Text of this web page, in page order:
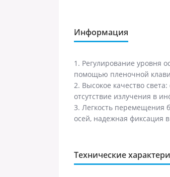
Информация
1. Регулирование уровня
помощью пленочной
2. Высокое качество
отсутствие излучения в
3. Легкость перемещения
осей, надежная фиксация
Технические